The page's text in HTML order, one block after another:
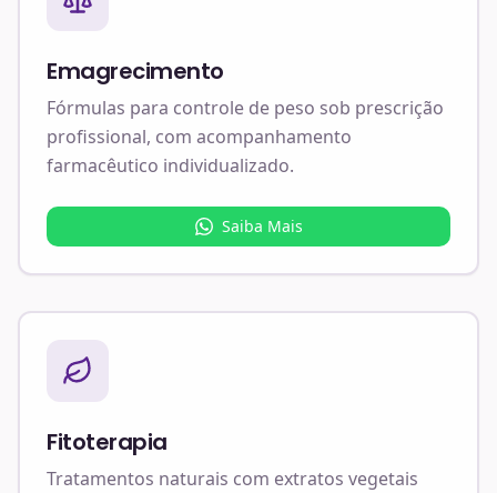
Emagrecimento
Fórmulas para controle de peso sob prescrição
profissional, com acompanhamento
farmacêutico individualizado.
Saiba Mais
Fitoterapia
Tratamentos naturais com extratos vegetais